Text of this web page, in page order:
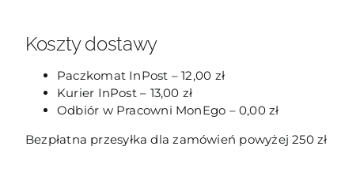
Koszty dostawy
Paczkomat InPost – 12,00 zł
Kurier InPost – 13,00 zł
Odbiór w Pracowni MonEgo – 0,00 zł
Bezpłatna przesyłka dla zamówień powyżej 250 zł